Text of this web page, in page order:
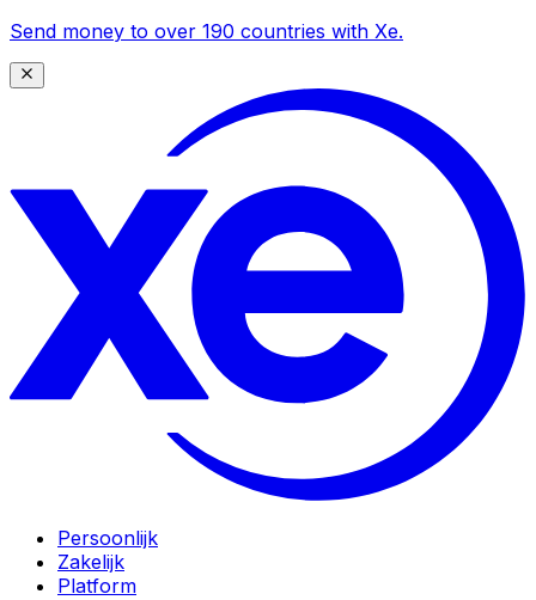
Send money to over 190 countries with Xe.
Persoonlijk
Zakelijk
Platform